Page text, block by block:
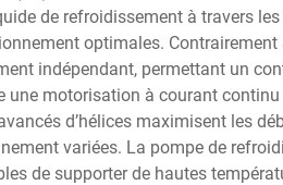
de refroidissement à travers
optimales. Contrairement
indépendant, permettant un
une motorisation à courant
d’hélices maximisent les
variées. La pompe de
de supporter de hautes